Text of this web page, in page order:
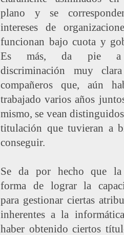
plano y se
intereses de
funcionan bajo cuota y
Es más, da pie a
discriminación muy
compañeros que, aún
trabajado varios años
mismo, se vean
titulación que tuvieran a
conseguir.
Se da por hecho que la
forma de lograr la
para gestionar ciertas
inherentes a la
haber obtenido ciertos